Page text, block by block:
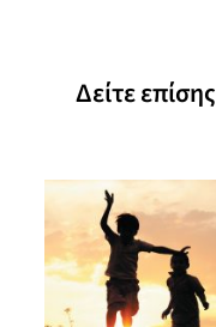
Δείτε επίσης